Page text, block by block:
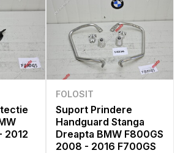
2012
FOLOSIT
Suport Prindere
Handguard Stanga
Dreapta BMW F800GS
2008 - 2016 F700GS